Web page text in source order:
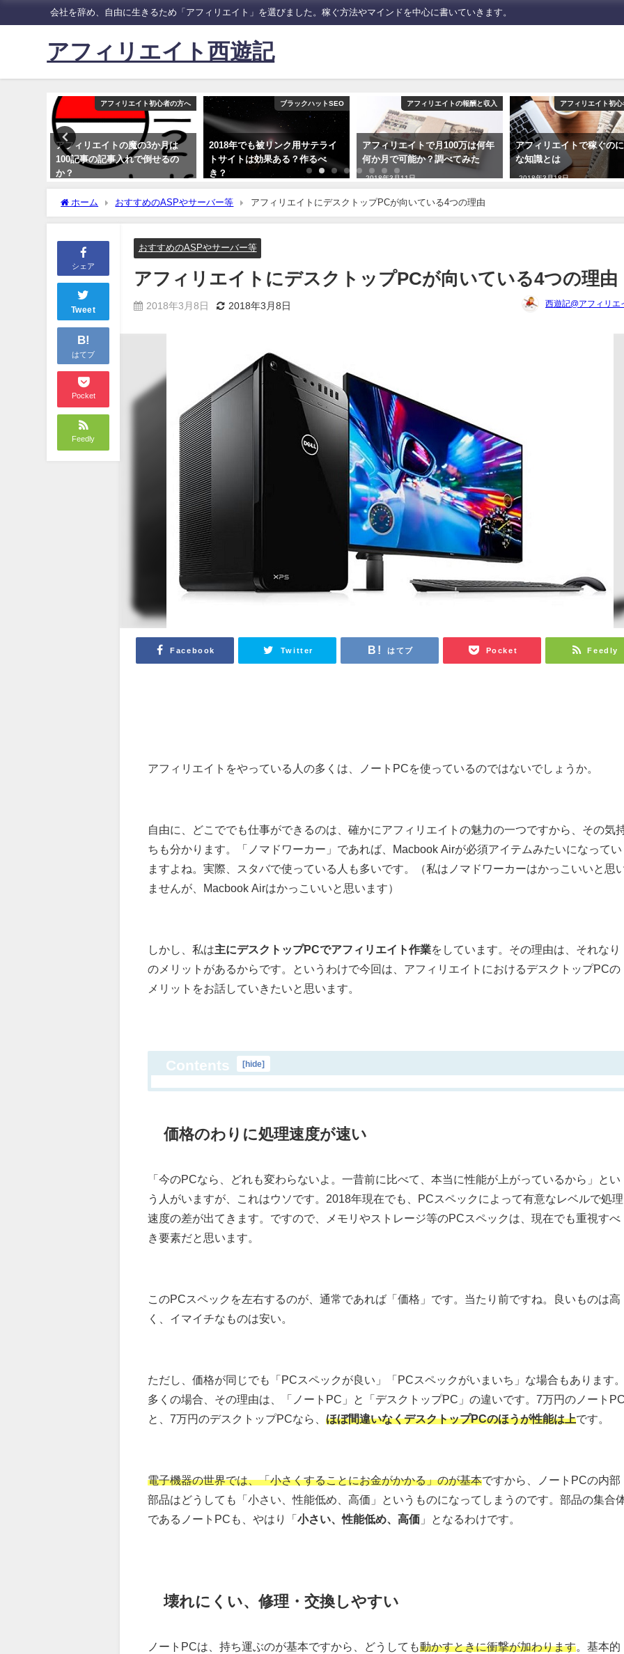
会社を辞め、自由に生きるため「アフィリエイト」を選びました。稼ぐ方法やマインドを中心に書いていきます。
アフィリエイト西遊記
アフィリエイト初心者の方へ
アフィリエイトの魔の3か月は
100記事の記事入れで倒せるの
か？
ブラックハットSEO
2018年でも被リンク用サテライ
トサイトは効果ある？作るべ
き？
アフィリエイトの報酬と収入
アフィリエイトで月100万は何年
何か月で可能か？調べてみた
2018年3月11日
アフィリエイト初
アフィリエイトで稼ぐの
な知識とは
2018年3月18日
ホーム おすすめのASPやサーバー等 アフィリエイトにデスクトップPCが向いている4つの理由
シェア
Tweet
B!
はてブ
Pocket
Feedly
おすすめのASPやサーバー等
アフィリエイトにデスクトップPCが向いている4つの理由
2018年3月8日 2018年3月8日 西遊記@アフィリエ
Facebook Twitter はてブ Pocket Feedly
アフィリエイトをやっている人の多くは、ノートPCを使っているのではないでしょうか。
自由に、どこででも仕事ができるのは、確かにアフィリエイトの魅力の一つですから、その気
ちも分かります。「ノマドワーカー」であれば、Macbook Airが必須アイテムみたいになってい
ますよね。実際、スタバで使っている人も多いです。（私はノマドワーカーはかっこいいと思
ませんが、Macbook Airはかっこいいと思います）
しかし、私は主にデスクトップPCでアフィリエイト作業をしています。その理由は、それなり
のメリットがあるからです。というわけで今回は、アフィリエイトにおけるデスクトップPCの
メリットをお話していきたいと思います。
Contents [hide]
価格のわりに処理速度が速い
「今のPCなら、どれも変わらないよ。一昔前に比べて、本当に性能が上がっているから」とい
う人がいますが、これはウソです。2018年現在でも、PCスペックによって有意なレベルで処理
速度の差が出てきます。ですので、メモリやストレージ等のPCスペックは、現在でも重視すべ
き要素だと思います。
このPCスペックを左右するのが、通常であれば「価格」です。当たり前ですね。良いものは高
く、イマイチなものは安い。
ただし、価格が同じでも「PCスペックが良い」「PCスペックがいまいち」な場合もあります
多くの場合、その理由は、「ノートPC」と「デスクトップPC」の違いです。7万円のノート
と、7万円のデスクトップPCなら、ほぼ間違いなくデスクトップPCのほうが性能は上です。
電子機器の世界では、「小さくすることにお金がかかる」のが基本ですから、ノートPCの内部
部品はどうしても「小さい、性能低め、高価」というものになってしまうのです。部品の集合
であるノートPCも、やはり「小さい、性能低め、高価 」となるわけです。
壊れにくい、修理・交換しやすい
ノートPCは、持ち運ぶのが基本ですから、どうしても動かすときに衝撃が加わります 。基本的